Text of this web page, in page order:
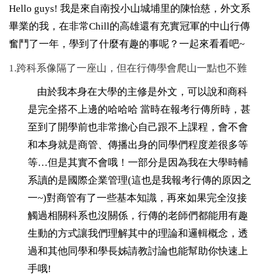
Hello guys! 我是來自南投小山城埔里的陳怡慈，外文系
畢業的我，在非常Chill的高雄還有充實冠軍的中山行傳
奮鬥了一年，學到了什麼有趣的事呢？一起來看看吧~
1.跨科系像隔了一座山，但在行傳學會爬山一點也不難
由於我本身在大學的主修是外文，可以說和商科
是完全搭不上邊的哈哈哈 當時在報考行傳所時，甚
至到了開學前也非常擔心自己跟不上課程，會不會
和本身就是商管、傳播出身的同學們程度差很多等
等…但是其實不會哦！一部分是因為我在大學時輔
系讀的是國際企業管理(這也是我報考行傳的原因之
一~)對商管有了一些基本知識，再來如果完全沒接
觸過相關科系也沒關係，行傳的老師們都能用有趣
生動的方式讓我們理解其中的理論和邏輯概念，透
過和其他同學和學長姊請教討論也能幫助你快速上
手哦!